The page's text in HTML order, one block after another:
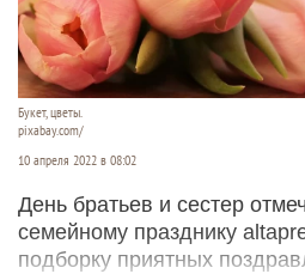
Букет, цветы.
pixabay.com/
10 апреля 2022 в 08:02
День братьев и сестер
семейному празднику
подборку приятных